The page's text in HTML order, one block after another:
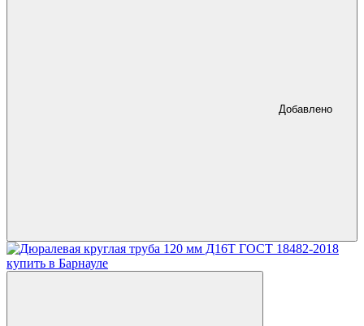
Добавлено